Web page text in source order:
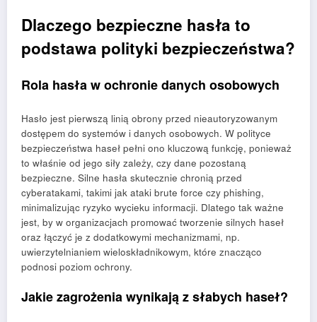
Dlaczego bezpieczne hasła to
podstawa polityki bezpieczeństwa?
Rola hasła w ochronie danych osobowych
Hasło jest pierwszą linią obrony przed nieautoryzowanym
dostępem do systemów i danych osobowych. W polityce
bezpieczeństwa haseł pełni ono kluczową funkcję, ponieważ
to właśnie od jego siły zależy, czy dane pozostaną
bezpieczne. Silne hasła skutecznie chronią przed
cyberatakami, takimi jak ataki brute force czy phishing,
minimalizując ryzyko wycieku informacji. Dlatego tak ważne
jest, by w organizacjach promować tworzenie silnych haseł
oraz łączyć je z dodatkowymi mechanizmami, np.
uwierzytelnianiem wieloskładnikowym, które znacząco
podnosi poziom ochrony.
Jakie zagrożenia wynikają z słabych haseł?